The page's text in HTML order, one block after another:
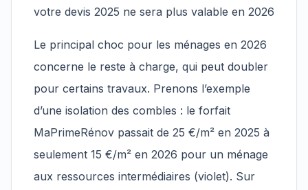
votre devis 2025 ne sera plus valable en 2026
Le principal choc pour les ménages en 2026
concerne le reste à charge, qui peut doubler
pour certains travaux. Prenons l’exemple
d’une isolation des combles : le forfait
MaPrimeRénov passait de 25 €/m² en 2025 à
seulement 15 €/m² en 2026 pour un ménage
aux ressources intermédiaires (violet). Sur